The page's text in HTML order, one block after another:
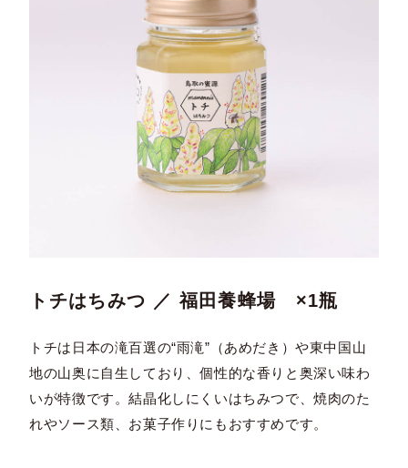
トチはちみつ ／ 福田養蜂場 ×1瓶
トチは日本の滝百選の“雨滝”（あめだき）や東中国山
地の山奥に自生しており、個性的な香りと奥深い味わ
いが特徴です。結晶化しにくいはちみつで、焼肉のた
れやソース類、お菓子作りにもおすすめです。